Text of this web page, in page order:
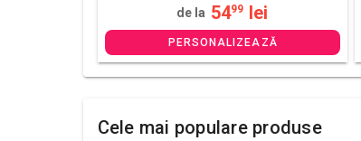
de la 5499 lei
PERSONALIZEAZĂ
Cele mai populare produse